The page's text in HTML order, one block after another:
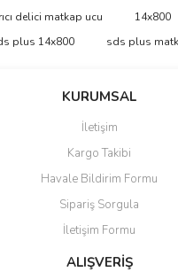
Bu ürüne ilk yorumu siz yapın!
için teşekkür ederiz.
hatalar bulunuyor.
diğer sitelerden daha pahalı.
farklı alternatifler olmalı.
delici matkap ucu
14x800
plus 14x800
sds plus
KURUMSAL
İletişim
Kargo Takibi
Havale Bildirim Formu
Sipariş Sorgula
İletişim Formu
ALIŞVERİŞ